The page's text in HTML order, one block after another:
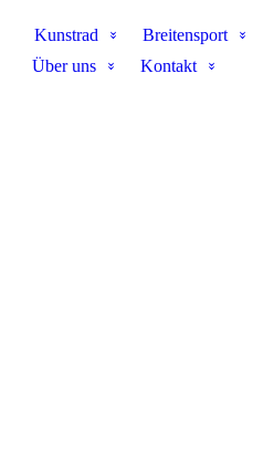
Kunstrad Breitensport
Über uns Kontakt